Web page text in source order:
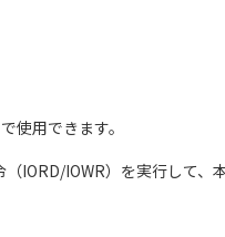
使用できます。
IORD/IOWR）を実行して